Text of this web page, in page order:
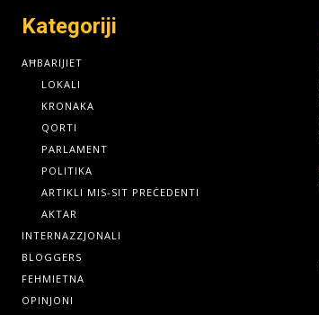
Kategoriji
AĦBARIJIET
LOKALI
KRONAKA
QORTI
PARLAMENT
POLITIKA
ARTIKLI MIS-SIT PREĊEDENTI
AKTAR
INTERNAZZJONALI
BLOGGERS
FEHMIETNA
OPINJONI